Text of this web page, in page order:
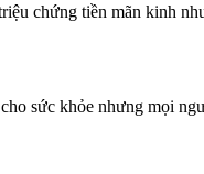
chứng tiền mãn kinh
sức khỏe nhưng mọi